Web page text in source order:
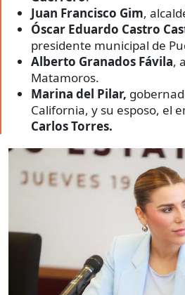
Juan Francisco Gim,
Óscar Eduardo Castro
presidente municipal de
Alberto Granados Fávila,
Matamoros.
Marina del Pilar,
California, y su esposo, el
Carlos Torres.